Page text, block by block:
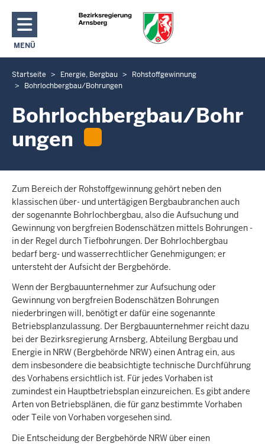
Direkt zum Inhalt
MENÜ
NAVIGATION AKTIVIEREN/DEAKTIVIEREN: HAUPTMENÜ
S
e
b
e
d
e
n
s
i
c
h
h
i
e
r
Startseite Energie, Bergbau
Rohstoffgewinnung
Bohrlochbergbau/Bohrungen
Bohrlochbergbau/Bohr
ungen
Zum Bereich der Rohstoffgewinnung gehört neben den
klassischen über- und untertägigen Bergbaubranchen auch
der sogenannte Bohrlochbergbau, also die Aufsuchung und
Gewinnung von bergfreien Bodenschätzen mittels Bohrungen -
in der Regel durch Tiefbohrungen. Der Bohrlochbergbau
bedarf berg- und wasserrechtlicher Genehmigungen; er
untersteht der Aufsicht der Bergbehörde.
Wenn der Bergbauunternehmer zur Aufsuchung oder
Gewinnung von bergfreien Bodenschätzen Bohrungen
niederbringen will, benötigt er dafür eine sogenannte
Betriebsplanzulassung. Der Bergbauunternehmer reicht dazu
bei der Bezirksregierung Arnsberg, Abteilung Bergbau und
Energie in NRW (Bergbehörde NRW) einen Antrag ein, aus
dem insbesondere die beabsichtigte technische Durchführung
des Vorhabens ersichtlich ist. Für jedes Vorhaben ist
zumindest ein Hauptbetriebsplan einzureichen. Es gibt andere
Arten von Betriebsplänen, die für ganz bestimmte Vorhaben
oder Teile von Vorhaben vorgesehen sind.
Die Entscheidung der Bergbehörde NRW über einen